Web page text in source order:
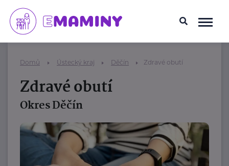
Domů Ústecký kraj Děčín Zdravé obutí
Zdravé obutí
Okres Děčín